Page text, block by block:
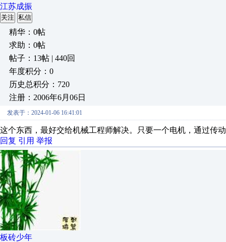
江苏成振
关注 私信
精华：0帖
求助：0帖
帖子：13帖 | 440回
年度积分：0
历史总积分：720
注册：2006年6月06日
发表于：2024-01-06 16:41:01
这个东西，最好交给机械工程师解决。只要一个电机，通过传
回复 引用 举报
板砖少年